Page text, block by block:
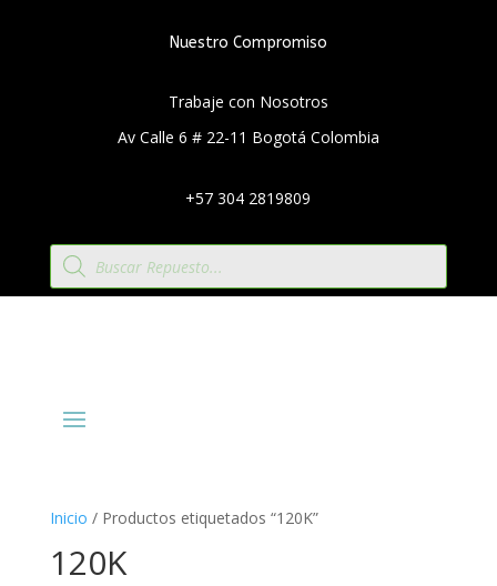
Nuestro Compromiso
Trabaje con Nosotros
Av Calle 6 # 22-11 Bogotá Colombia
+57 304 2819809
Búsqueda
de
productos
Inicio / Productos etiquetados “120K”
120K